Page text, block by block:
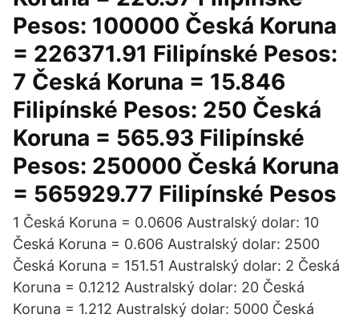
Pesos: 100000 Česká Koruna
= 226371.91 Filipínské Pesos:
7 Česká Koruna = 15.846
Filipínské Pesos: 250 Česká
Koruna = 565.93 Filipínské
Pesos: 250000 Česká Koruna
= 565929.77 Filipínské Pesos
1 Česká Koruna = 0.0606 Australský dolar: 10
Česká Koruna = 0.606 Australský dolar: 2500
Česká Koruna = 151.51 Australský dolar: 2 Česká
Koruna = 0.1212 Australský dolar: 20 Česká
Koruna = 1.212 Australský dolar: 5000 Česká